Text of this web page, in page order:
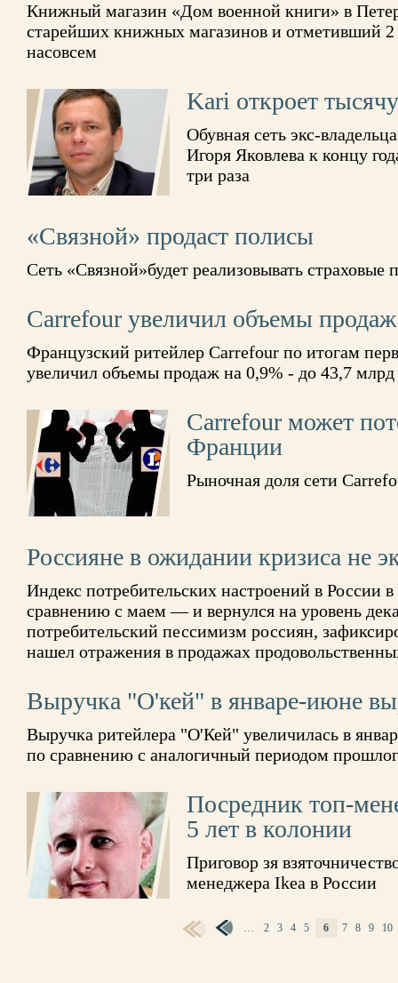
Книжный магазин «Дом военной книги» в
старейших книжных магазинов и отметивший 2
насовсем
Kari откроет
Обувная сеть экс-
Игоря Яковлева к концу
три раза
«Связной» продаст полисы
Сеть «Связной»будет реализовывать страховые
Carrefour увеличил объемы
Французский ритейлер Carrefour по итогам
увеличил объемы продаж на 0,9% - до 43,7 млрд
Carrefour может
Франции
Рыночная доля сети
Россияне в ожидании кризиса не
Индекс потребительских настроений в России
сравнению с маем — и вернулся на уровень
потребительский пессимизм россиян,
нашел отражения в продажах
Выручка "О'кей" в январе-июне
Выручка ритейлера "О'Кей" увеличилась в
по сравнению с аналогичный периодом
Посредник топ-
5 лет в колонии
Приговор зя
менеджера Ikea в России
… 2 3 4 5 6 7 8 9 10